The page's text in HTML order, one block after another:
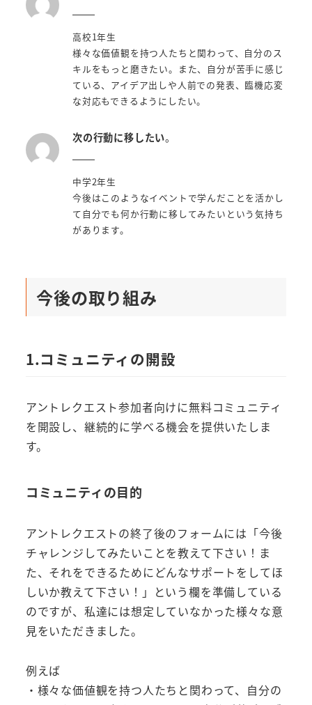
高校1年生
様々な価値観を持つ人たちと関わって、自分のス
キルをもっと磨きたい。また、自分が苦手に感じ
ている、アイデア出しや人前での発表、臨機応変
な対応もできるようにしたい。
次の行動に移したい。
中学2年生
今後はこのようなイベントで学んだことを活かし
て自分でも何か行動に移してみたいという気持ち
があります。
今後の取り組み
1.コミュニティの開設
アントレクエスト参加者向けに無料コミュニティ
を開設し、継続的に学べる機会を提供いたしま
す。
コミュニティの目的
アントレクエストの終了後のフォームには「今後
チャレンジしてみたいことを教えて下さい！ま
た、それをできるためにどんなサポートをしてほ
しいか教えて下さい！」という欄を準備している
のですが、私達には想定していなかった様々な意
見をいただきました。
例えば
・様々な価値観を持つ人たちと関わって、自分の